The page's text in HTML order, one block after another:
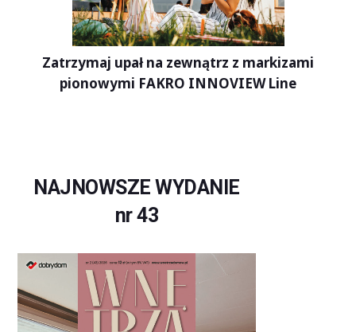
Zatrzymaj upał na zewnątrz z markizami
pionowymi FAKRO INNOVIEW Line
NAJNOWSZE WYDANIE
nr 43